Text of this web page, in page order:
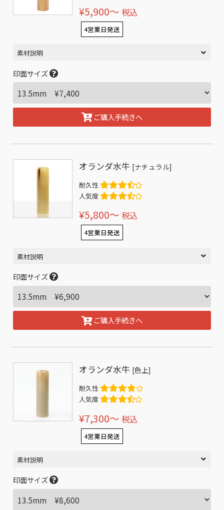
¥5,900〜 税込
4営業日発送
素材説明
印面サイズ
ご購入手続きへ
オランダ水牛 [ナチュラル]
耐久性
人気度
¥5,800〜 税込
4営業日発送
素材説明
印面サイズ
ご購入手続きへ
オランダ水牛 [色上]
耐久性
人気度
¥7,300〜 税込
4営業日発送
素材説明
印面サイズ